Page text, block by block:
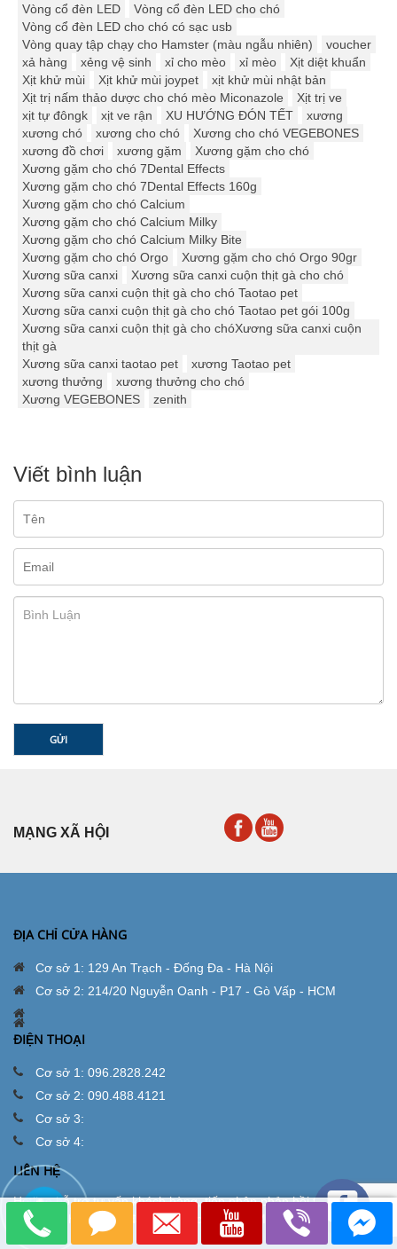
Vòng cổ đèn LED
Vòng cổ đèn LED cho chó
Vòng cổ đèn LED cho chó có sạc usb
Vòng quay tập chạy cho Hamster (màu ngẫu nhiên)
voucher
xả hàng
xẻng vệ sinh xỉ cho mèo xỉ mèo
Xịt diệt khuẩn
Xịt khử mùi
Xịt khử mùi joypet
xịt khử mùi nhật bản
Xịt trị nấm thảo dược cho chó mèo Miconazole
Xịt trị ve
xịt tự đôngk
xịt ve rận XU HƯỚNG ĐÓN TẾT
xương
xương chó
xương cho chó
Xương cho chó VEGEBONES
xương đồ chơi
xương gặm
Xương gặm cho chó
Xương gặm cho chó 7Dental Effects
Xương gặm cho chó 7Dental Effects 160g
Xương gặm cho chó Calcium
Xương gặm cho chó Calcium Milky
Xương gặm cho chó Calcium Milky Bite
Xương gặm cho chó Orgo
Xương gặm cho chó Orgo 90gr
Xương sữa canxi
Xương sữa canxi cuộn thịt gà cho chó
Xương sữa canxi cuộn thịt gà cho chó Taotao pet
Xương sữa canxi cuộn thịt gà cho chó Taotao pet gói 100g
Xương sữa canxi cuộn thịt gà cho chóXương sữa canxi cuộn
thịt gà
Xương sữa canxi taotao pet
xương Taotao pet
xương thưởng
xương thưởng cho chó
Xương VEGEBONES
zenith
Viết bình luận
GỬI
MẠNG XÃ HỘI
ĐỊA CHỈ CỬA HÀNG
Cơ sở 1: 129 An Trạch - Đống Đa - Hà Nội
Cơ sở 2: 214/20 Nguyễn Oanh - P17 - Gò Vấp - HCM
ĐIỆN THOẠI
Cơ sở 1: 096.2828.242
Cơ sở 2: 090.488.4121
Cơ sở 3:
Cơ sở 4:
LIÊN HỆ
Hotline hỗ trợ tư vấn khách hàng, tiếp nhận phản hồi thắc mắc
góp ý, và hỗ trợ các đại lý, đối tác của Kún Miu.